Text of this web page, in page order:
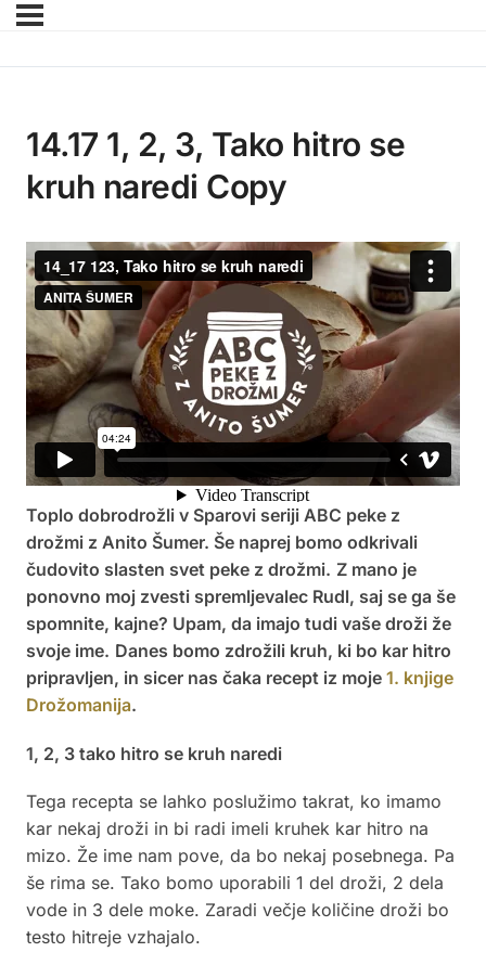
14.17 1, 2, 3, Tako hitro se
kruh naredi Copy
Toplo dobrodrožli v Sparovi seriji ABC peke z
drožmi z Anito Šumer. Še naprej bomo odkrivali
čudovito slasten svet peke z drožmi. Z mano je
ponovno moj zvesti spremljevalec Rudl, saj se ga še
spomnite, kajne? Upam, da imajo tudi vaše droži že
svoje ime. Danes bomo zdrožili kruh, ki bo kar hitro
pripravljen, in sicer nas čaka recept iz moje 1. knjige
Drožomanija.
1, 2, 3 tako hitro se kruh naredi
Tega recepta se lahko poslužimo takrat, ko imamo
kar nekaj droži in bi radi imeli kruhek kar hitro na
mizo. Že ime nam pove, da bo nekaj posebnega. Pa
še rima se. Tako bomo uporabili 1 del droži, 2 dela
vode in 3 dele moke. Zaradi večje količine droži bo
testo hitreje vzhajalo.